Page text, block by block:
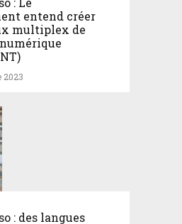
entend créer
multiplex de
2023
: des langues